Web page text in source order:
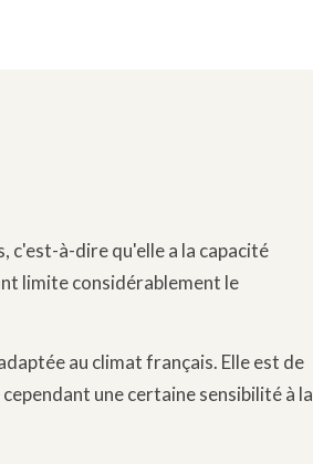
c'est-à-dire qu'elle a la capacité
limite considérablement le
au climat français. Elle est de
une certaine sensibilité à la